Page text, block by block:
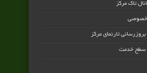
تاک مرکز
خصوصی
تارنمای مرکز
سطح خدمت